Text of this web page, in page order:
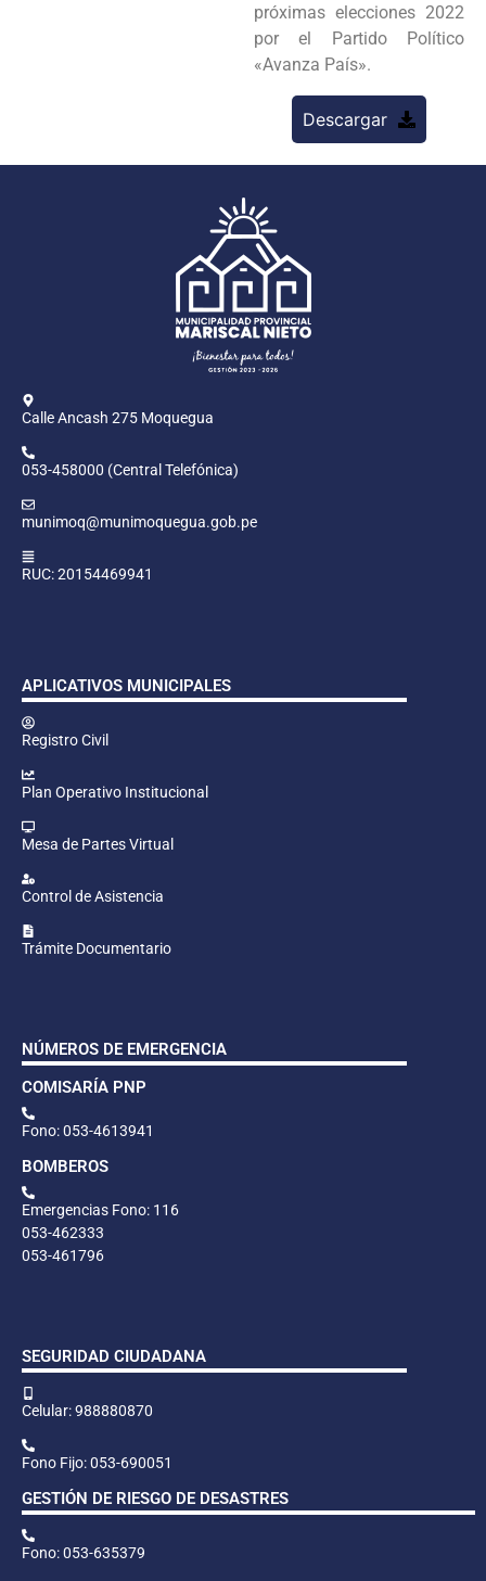
próximas elecciones 2022
por el Partido Político
«Avanza País».
Descargar
Calle Ancash 275 Moquegua
053-458000 (Central Telefónica)
munimoq@munimoquegua.gob.pe
RUC: 20154469941
APLICATIVOS MUNICIPALES
Registro Civil
Plan Operativo Institucional
Mesa de Partes Virtual
Control de Asistencia
Trámite Documentario
NÚMEROS DE EMERGENCIA
COMISARÍA PNP
Fono: 053-4613941
BOMBEROS
Emergencias Fono: 116
053-462333
053-461796
SEGURIDAD CIUDADANA
Celular: 988880870
Fono Fijo: 053-690051
GESTIÓN DE RIESGO DE DESASTRES
Fono: 053-635379